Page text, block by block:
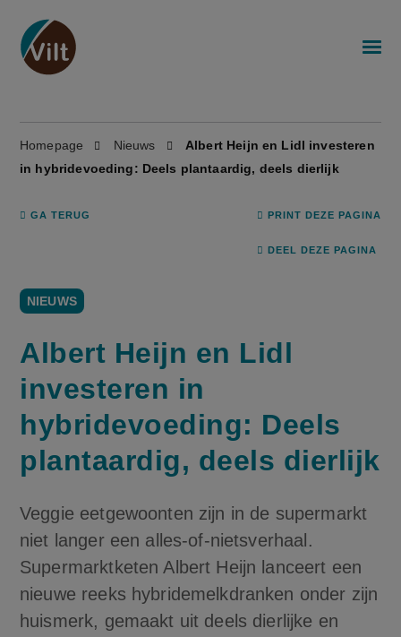
Homepage Nieuws
Albert Heijn en Lidl investeren
in hybridevoeding: Deels plantaardig, deels dierlijk
GA TERUG PRINT DEZE PAGINA
DEEL DEZE PAGINA
NIEUWS
Albert Heijn en Lidl
investeren in
hybridevoeding: Deels
plantaardig, deels dierlijk
Veggie eetgewoonten zijn in de supermarkt
niet langer een alles-of-nietsverhaal.
Supermarktketen Albert Heijn lanceert een
nieuwe reeks hybridemelkdranken onder zijn
huismerk, gemaakt uit deels dierlijke en